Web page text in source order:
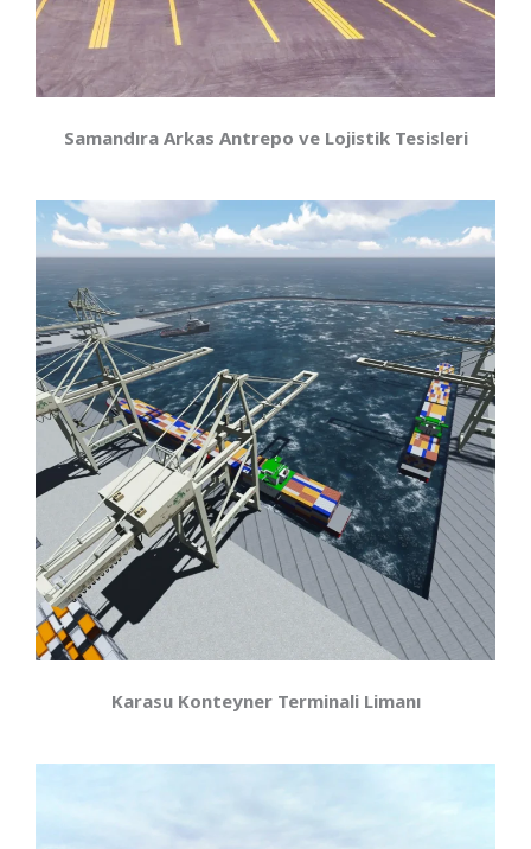
Samandıra Arkas Antrepo ve Lojistik Tesisleri
Karasu Konteyner Terminali Limanı